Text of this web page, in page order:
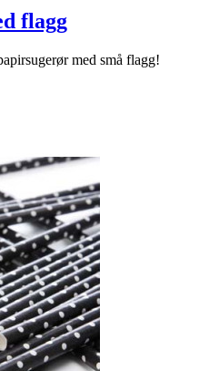
flagg
med små flagg!